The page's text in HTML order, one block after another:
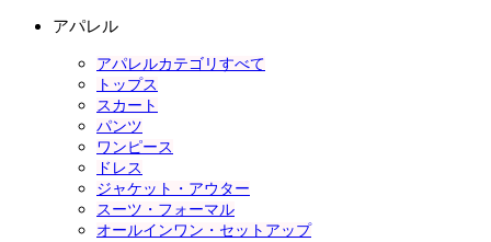
アパレル
アパレルカテゴリすべて
トップス
スカート
パンツ
ワンピース
ドレス
ジャケット・アウター
スーツ・フォーマル
オールインワン・セットアップ